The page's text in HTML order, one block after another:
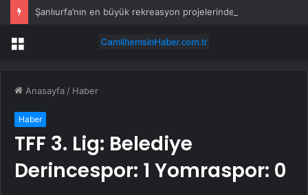
Menü
Anasayfa / Haber
Haber
TFF 3. Lig: Belediye
Derincespor: 1 Yomraspor: 0